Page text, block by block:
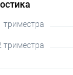
триместра
триместра